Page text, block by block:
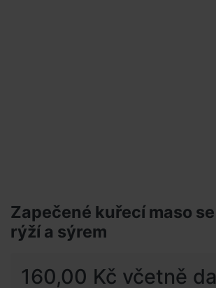
Zapečené kuřecí maso
rýží a sýrem
160,00 Kč včetně